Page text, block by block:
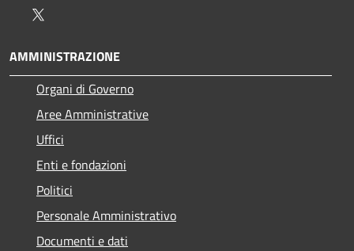
AMMINISTRAZIONE
Organi di Governo
Aree Amministrative
Uffici
Enti e fondazioni
Politici
Personale Amministrativo
Documenti e dati